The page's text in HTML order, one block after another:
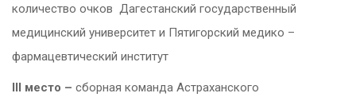
количество очков Дагестанский государственный
медицинский университет и Пятигорский медико –
фармацевтический институт
III место – сборная команда Астраханского